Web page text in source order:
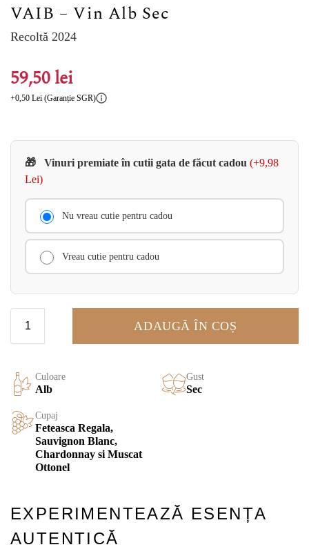
VAIB – Vin Alb Sec
Recoltă 2024
59,50lei
+0,50 Lei (Garanție SGR)
🎁 Vinuri premiate în cutii gata de făcut cadou (+9,98
Lei)
Nu vreau cutie pentru cadou
Vreau cutie pentru cadou
ADAUGĂ ÎN COȘ
Culoare
Alb
Gust
Sec
Cupaj
Feteasca Regala,
Sauvignon Blanc,
Chardonnay si Muscat
Ottonel
EXPERIMENTEAZĂ ESENȚA
AUTENTICĂ